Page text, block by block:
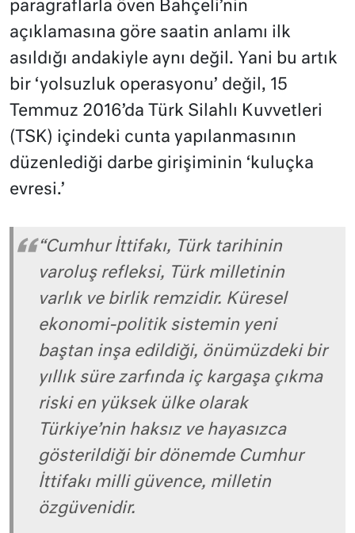
paragraflarla öven Bahçeli’nin
açıklamasına göre saatin anlamı ilk
asıldığı andakiyle aynı değil. Yani bu artık
bir ‘yolsuzluk operasyonu’ değil, 15
Temmuz 2016’da Türk Silahlı Kuvvetleri
(TSK) içindeki cunta yapılanmasının
düzenlediği darbe girişiminin ‘kuluçka
evresi.’
“Cumhur İttifakı, Türk tarihinin
varoluş refleksi, Türk milletinin
varlık ve birlik remzidir. Küresel
ekonomi-politik sistemin yeni
baştan inşa edildiği, önümüzdeki bir
yıllık süre zarfında iç kargaşa çıkma
riski en yüksek ülke olarak
Türkiye’nin haksız ve hayasızca
gösterildiği bir dönemde Cumhur
İttifakı milli güvence, milletin
özgüvenidir.